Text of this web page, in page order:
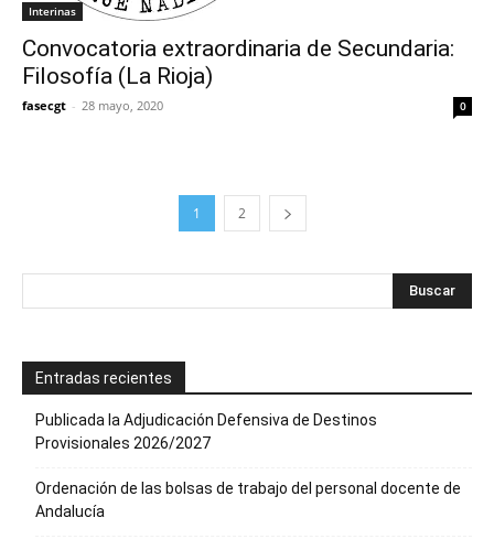
Interinas
Convocatoria extraordinaria de Secundaria:
Filosofía (La Rioja)
fasecgt - 28 mayo, 2020 0
1 2
Entradas recientes
Publicada la Adjudicación Defensiva de Destinos
Provisionales 2026/2027
Ordenación de las bolsas de trabajo del personal docente de
Andalucía